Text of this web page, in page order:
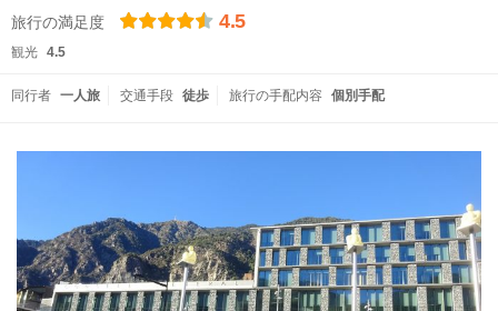
旅行の満足度 4.5
観光 4.5
同行者 一人旅 交通手段 徒歩 旅行の手配内容 個別手配